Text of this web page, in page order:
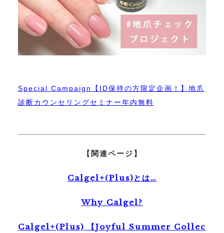
Special Campaign【ID保持の方限定企画！】地爪
診断カウンセリングセミナー年内無料
【関連ページ】
Calgel+(Plus)とは…
Why Calgel?
Calgel+(Plus) 【Joyful Summer Collec